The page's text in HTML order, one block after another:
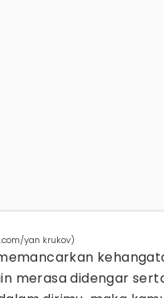
yan krukov)
merasa didengar